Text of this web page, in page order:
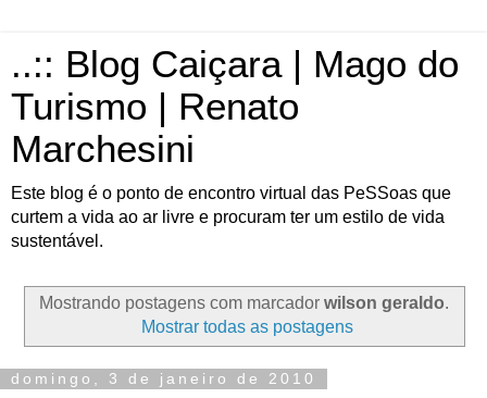
..:: Blog Caiçara | Mago do
Turismo | Renato
Marchesini
Este blog é o ponto de encontro virtual das PeSSoas que
curtem a vida ao ar livre e procuram ter um estilo de vida
sustentável.
Mostrando postagens com marcador wilson geraldo.
Mostrar todas as postagens
domingo, 3 de janeiro de 2010